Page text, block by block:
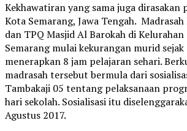
Kekhawatiran yang sama juga dirasakan
Kota Semarang, Jawa Tengah.
dan TPQ Masjid Al Barokah di
Semarang mulai kekurangan murid sejak
menerapkan 8 jam pelajaran sehari.
madrasah tersebut bermula dari
Tambakaji 05 tentang pelaksanaan
hari sekolah. Sosialisasi itu
Agustus 2017.